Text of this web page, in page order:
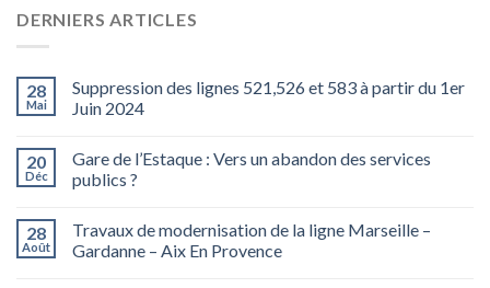
DERNIERS ARTICLES
28
Mai
Suppression des lignes 521,526 et 583 à partir du 1er
Juin 2024
20
Déc
Gare de l’Estaque : Vers un abandon des services
publics ?
28
Août
Travaux de modernisation de la ligne Marseille –
Gardanne – Aix En Provence